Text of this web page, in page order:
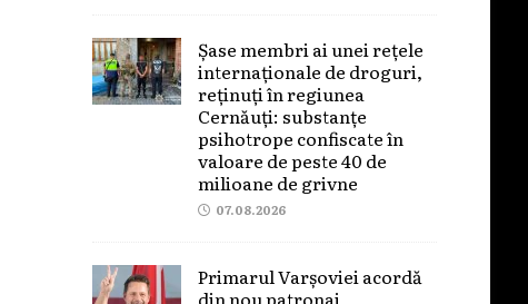
Șase membri ai unei rețele
internaționale de droguri,
reținuți în regiunea
Cernăuți: substanțe
psihotrope confiscate în
valoare de peste 40 de
milioane de grivne
07.08.2026
Primarul Varșoviei acordă
din nou patronaj